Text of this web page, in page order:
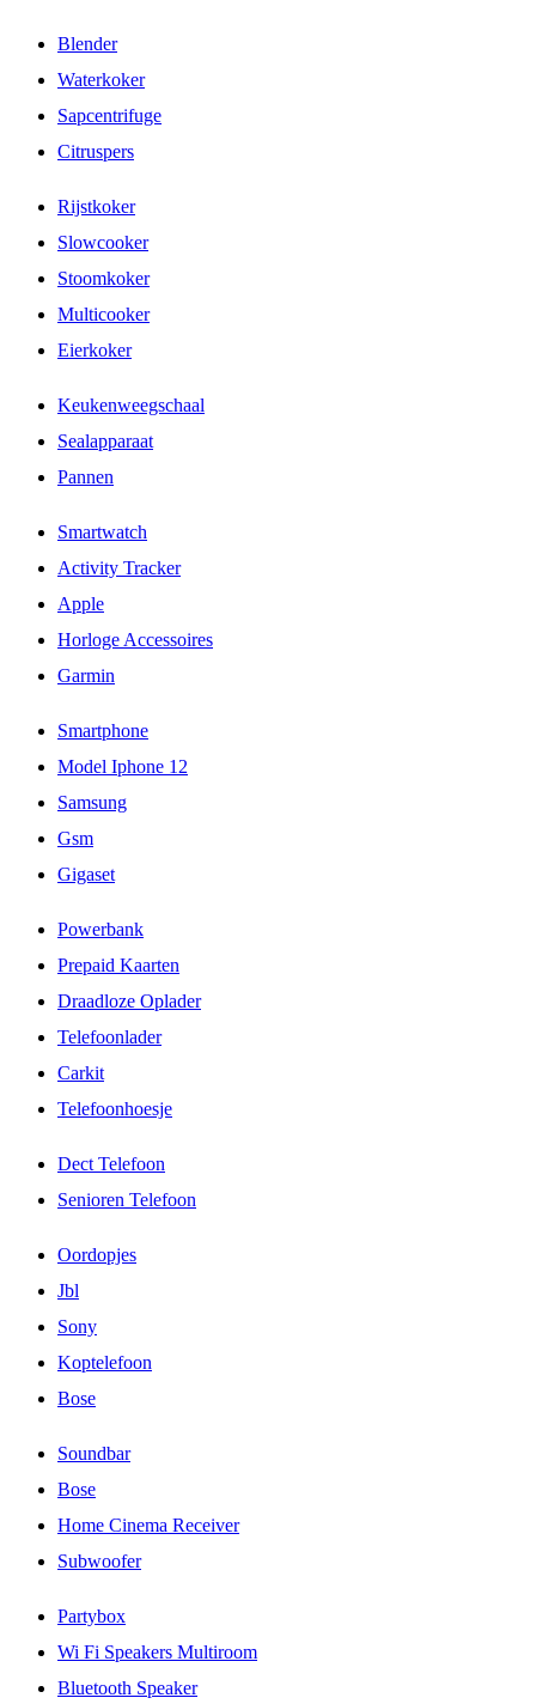
Blender
Waterkoker
Sapcentrifuge
Citruspers
Rijstkoker
Slowcooker
Stoomkoker
Multicooker
Eierkoker
Keukenweegschaal
Sealapparaat
Pannen
Smartwatch
Activity Tracker
Apple
Horloge Accessoires
Garmin
Smartphone
Model Iphone 12
Samsung
Gsm
Gigaset
Powerbank
Prepaid Kaarten
Draadloze Oplader
Telefoonlader
Carkit
Telefoonhoesje
Dect Telefoon
Senioren Telefoon
Oordopjes
Jbl
Sony
Koptelefoon
Bose
Soundbar
Bose
Home Cinema Receiver
Subwoofer
Partybox
Wi Fi Speakers Multiroom
Bluetooth Speaker